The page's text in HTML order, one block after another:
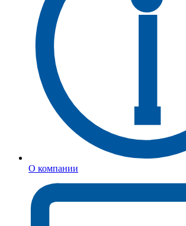
О компании